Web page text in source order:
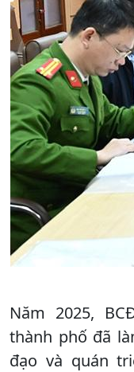
Năm 2025,
thành phố đã
đạo và quán